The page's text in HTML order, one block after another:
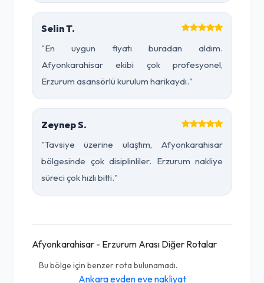
Selin T.
"En uygun fiyatı buradan aldım.
Afyonkarahisar ekibi çok profesyonel,
Erzurum asansörlü kurulum harikaydı."
Zeynep S.
"Tavsiye üzerine ulaştım, Afyonkarahisar
bölgesinde çok disiplinliler. Erzurum nakliye
süreci çok hızlı bitti."
Afyonkarahisar - Erzurum Arası Diğer Rotalar
Bu bölge için benzer rota bulunamadı.
Ankara evden eve nakliyat